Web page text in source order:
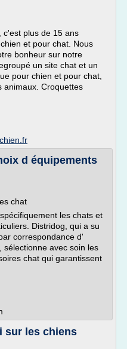
c'est plus de 15 ans
et pour chat. Nous
bonheur sur notre
un site chat et un
pour chien et pour chat,
animaux. Croquettes
d équipements
chat
les chats et
Distridog, qui a su
correspondance d'
sélectionne avec soin les
chat qui garantissent
sur les chiens